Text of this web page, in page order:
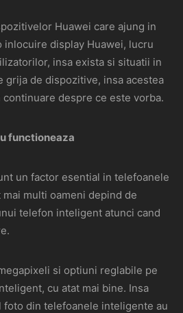
Huawei care ajung in
inlocuire display Huawei, lucru
insa exista si situatii in
grija de dispozitive, insa acestea
continuare despre ce este vorba.
functioneaza
un factor esential in telefoanele
multi oameni depind de
telefon inteligent atunci cand
si optiuni reglabile pe
cu atat mai bine. Insa
foto din telefoanele inteligente au